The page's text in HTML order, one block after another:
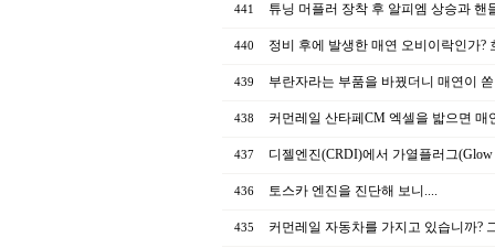
441 튜닝 머플러 장착 후 알피엠 상승과 핸
440 정비 후에 발생한 매연 오비이락인가?
439 부란자라는 부품을 바꿨더니 매연이
438 커먼레일 산타페CM 엑셀을 밟으면 매
437 디젤엔진(CRDI)에서 가열플러그(Glow
436 토스카 엔진을 진단해 보니....
435 커먼레일 자동차를 가지고 있습니까?